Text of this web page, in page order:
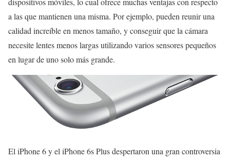
a las que mantienen una misma. Por ejemplo, pueden reunir una
calidad increíble en menos tamaño, y conseguir que la cámara
necesite lentes menos largas utilizando varios sensores pequeños
en lugar de uno solo más grande.
El iPhone 6 y el iPhone 6s Plus despertaron una gran controversia